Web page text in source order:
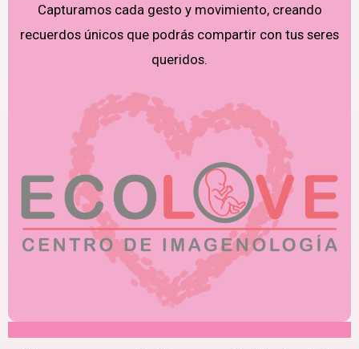
Capturamos cada gesto y movimiento, creando
recuerdos únicos que podrás compartir con tus seres
queridos.